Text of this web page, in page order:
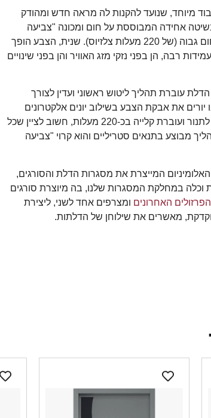
מיוחד, שנועד להקנות לה מראה חדש ומהודק
אחידה המבוססת על חום ומכונה "צביעה
אלקטרוסטטית". הדלתות מוכנסות לתנור מיוחד, והצבע נטמע בפלדה בחום גבוה (של 220 מעלות צלזיוס). שנית, הצבע הופך
רבה, הן בפני נזקי מזג האוויר והן בפני שינויים
עוברת תהליך ליטוש ראשוני ועדין לצורך
את אבקת הצבע בשילוב יונים אלקטרונים
המשמשים לקליטת האבקה בשטחי הפלדה. בסיום האיבוק הדלת עוברת לתנור ועוברת קלייה בכ-220 מעלות, חשוב לציין שכל
מבוצע בתנאים סטריליים והוא קרוי "צביעה
המייצרת את מסגרות הדלת והסורגים,
וכלה במחלקת המסגרות שלנו, בה מיוצרת סורגים
הפרזולים האחרונים ומצרפים אחד לשני, ליצירת
מאשרים את שילוחן של הדלתות.